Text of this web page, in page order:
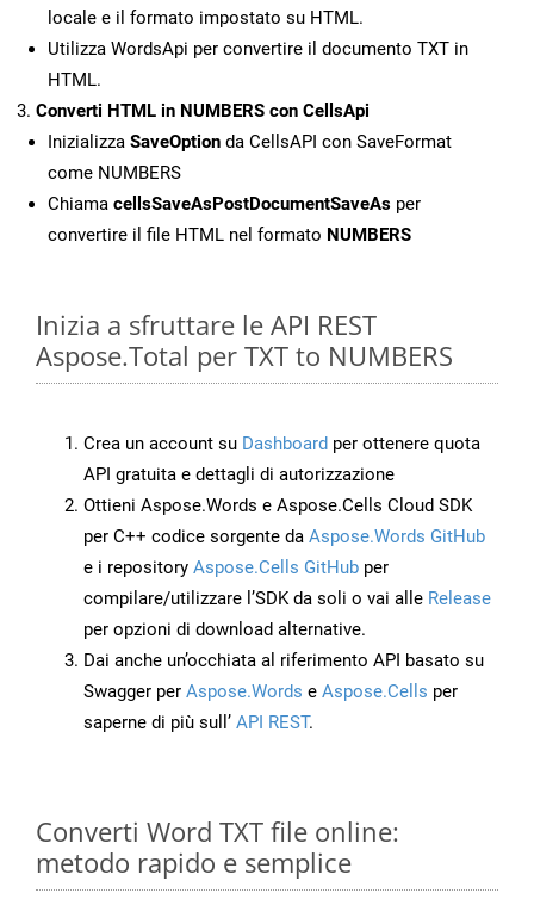
locale e il formato impostato su HTML.
Utilizza WordsApi per convertire il documento TXT in
HTML.
Converti HTML in NUMBERS con CellsApi
Inizializza SaveOption da CellsAPI con SaveFormat
come NUMBERS
Chiama cellsSaveAsPostDocumentSaveAs per
convertire il file HTML nel formato NUMBERS
Inizia a sfruttare le API REST
Aspose.Total per TXT to NUMBERS
Crea un account su Dashboard per ottenere quota
API gratuita e dettagli di autorizzazione
Ottieni Aspose.Words e Aspose.Cells Cloud SDK
per C++ codice sorgente da Aspose.Words GitHub
e i repository Aspose.Cells GitHub per
compilare/utilizzare l’SDK da soli o vai alle Release
per opzioni di download alternative.
Dai anche un’occhiata al riferimento API basato su
Swagger per Aspose.Words e Aspose.Cells per
saperne di più sull’ API REST.
Converti Word TXT file online:
metodo rapido e semplice